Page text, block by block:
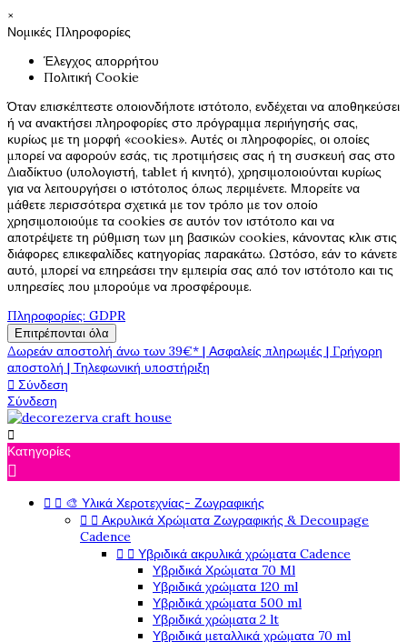
×
Νομικές Πληροφορίες
Έλεγχος απορρήτου
Πολιτική Cookie
Όταν επισκέπτεστε οποιονδήποτε ιστότοπο, ενδέχεται να αποθηκεύσει
ή να ανακτήσει πληροφορίες στο πρόγραμμα περιήγησής σας,
κυρίως με τη μορφή «cookies». Αυτές οι πληροφορίες, οι οποίες
μπορεί να αφορούν εσάς, τις προτιμήσεις σας ή τη συσκευή σας στο
Διαδίκτυο (υπολογιστή, tablet ή κινητό), χρησιμοποιούνται κυρίως
για να λειτουργήσει ο ιστότοπος όπως περιμένετε. Μπορείτε να
μάθετε περισσότερα σχετικά με τον τρόπο με τον οποίο
χρησιμοποιούμε τα cookies σε αυτόν τον ιστότοπο και να
αποτρέψετε τη ρύθμιση των μη βασικών cookies, κάνοντας κλικ στις
διάφορες επικεφαλίδες κατηγορίας παρακάτω. Ωστόσο, εάν το κάνετε
αυτό, μπορεί να επηρεάσει την εμπειρία σας από τον ιστότοπο και τις
υπηρεσίες που μπορούμε να προσφέρουμε.
Πληροφορίες: GDPR
Επιτρέπονται όλα
Δωρεάν αποστολή άνω των 39€* | Ασφαλείς πληρωμές | Γρήγορη
αποστολή | Τηλεφωνική υποστήριξη
 Σύνδεση
Σύνδεση

Κατηγορίες

  🎨 Υλικά Χεροτεχνίας- Ζωγραφικής
  Ακρυλικά Χρώματα Ζωγραφικής & Decoupage
Cadence
  Υβριδικά ακρυλικά χρώματα Cadence
Υβριδικά Χρώματα 70 Ml
Υβριδικά χρώματα 120 ml
Υβριδικά χρώματα 500 ml
Υβριδικά χρώματα 2 lt
Υβριδικά μεταλλικά χρώματα 70 ml